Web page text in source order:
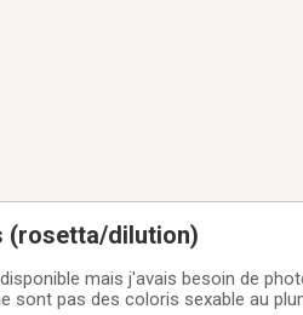
(rosetta/dilution)
mais j'avais besoin de
sont pas des coloris sexable au